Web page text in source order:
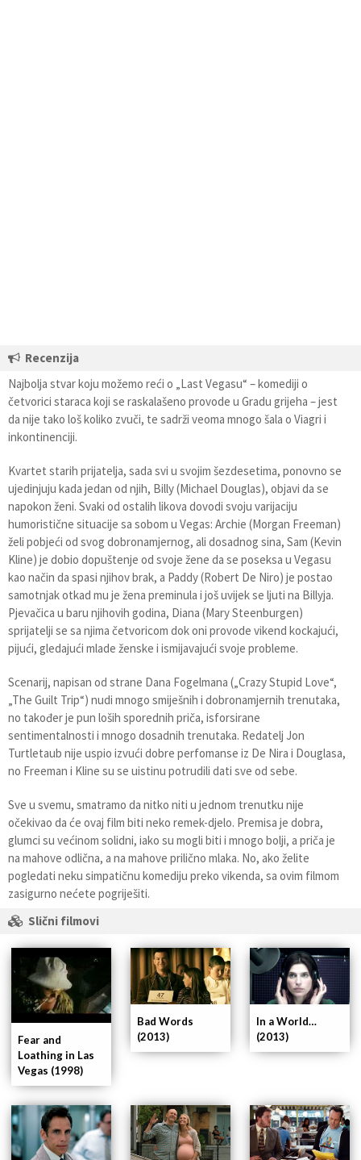
Recenzija
Najbolja stvar koju možemo reći o „Last Vegasu“ – komediji o
četvorici staraca koji se raskalašeno provode u Gradu grijeha – jest
da nije tako loš koliko zvuči, te sadrži veoma mnogo šala o Viagri i
inkontinenciji.
Kvartet starih prijatelja, sada svi u svojim šezdesetima, ponovno se
ujedinjuju kada jedan od njih, Billy (Michael Douglas), objavi da se
napokon ženi. Svaki od ostalih likova dovodi svoju varijaciju
humoristične situacije sa sobom u Vegas: Archie (Morgan Freeman)
želi pobjeći od svog dobronamjernog, ali dosadnog sina, Sam (Kevin
Kline) je dobio dopuštenje od svoje žene da se poseksa u Vegasu
kao način da spasi njihov brak, a Paddy (Robert De Niro) je postao
samotnjak otkad mu je žena preminula i još uvijek se ljuti na Billyja.
Pjevačica u baru njihovih godina, Diana (Mary Steenburgen)
sprijatelji se sa njima četvoricom dok oni provode vikend kockajući,
pijući, gledajući mlade ženske i ismijavajući svoje probleme.
Scenarij, napisan od strane Dana Fogelmana („Crazy Stupid Love“,
„The Guilt Trip“) nudi mnogo smiješnih i dobronamjernih trenutaka,
no također je pun loših sporednih priča, isforsirane
sentimentalnosti i mnogo dosadnih trenutaka. Redatelj Jon
Turtletaub nije uspio izvući dobre perfomanse iz De Nira i Douglasa,
no Freeman i Kline su se uistinu potrudili dati sve od sebe.
Sve u svemu, smatramo da nitko niti u jednom trenutku nije
očekivao da će ovaj film biti neko remek-djelo. Premisa je dobra,
glumci su većinom solidni, iako su mogli biti i mnogo bolji, a priča je
na mahove odlična, a na mahove prilično mlaka. No, ako želite
pogledati neku simpatičnu komediju preko vikenda, sa ovim filmom
zasigurno nećete pogriješiti.
Slični filmovi
Fear and
Loathing in Las
Vegas (1998)
In a World…
(2013)
Bad Words
(2013)